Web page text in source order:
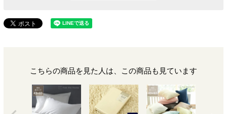
こちらの商品を見た人は、この商品も見ています